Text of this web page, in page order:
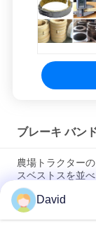
ブレーキ バン
農場トラクター
スベストスを並
ブレーキ バンド
ルを並べるゴム
David